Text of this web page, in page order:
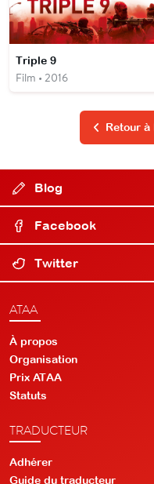
Triple 9
Film • 2016
Retour à
Blog
Facebook
Twitter
ATAA
À propos
Organisation
Prix ATAA
Statuts
TRADUCTEUR
Adhérer
Guide du traducteur